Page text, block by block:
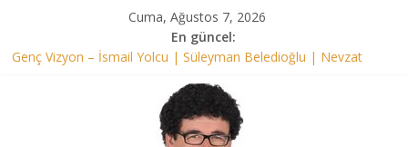
content
Cuma, Ağustos 7, 2026
En güncel:
Genç Vizyon – İsmail Yolcu | Süleyman Beledioğlu | Nevzat
BONUS HOCA TÜM TÜRKİYE’DE GENÇLERLE 2
Genç Vizyon – Mahmut Özer | 6 Mart 2022
SON DAKİKA MEB ZİYA SELÇUK ÜLKE TV GENÇ VİZYON